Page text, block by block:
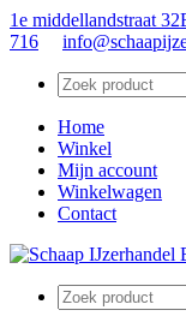
1e middellandstraat
716
Home
Winkel
Mijn account
Winkelwagen
Contact